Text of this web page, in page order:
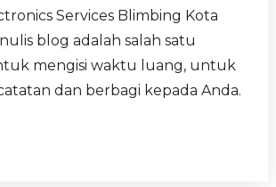
Services Blimbing Kota
blog adalah salah satu
mengisi waktu luang, untuk
dan berbagi kepada Anda.